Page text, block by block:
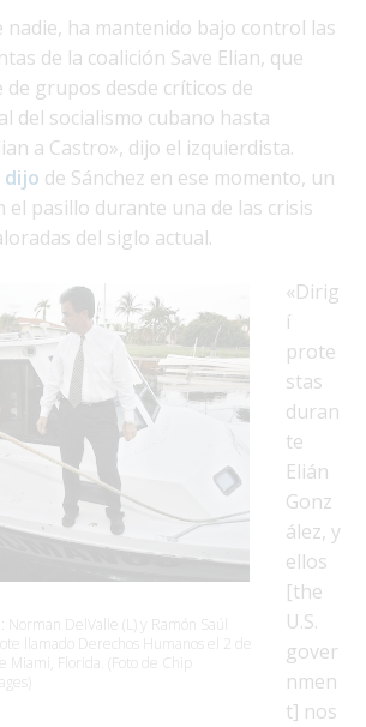
nadie, ha mantenido bajo control las
de la coalición Save Elian, que
de grupos desde críticos de
del socialismo cubano hasta
a Castro», dijo el izquierdista.
dijo de Sánchez en ese momento, un
el pasillo durante una de las crisis
del siglo actual.
Norman DelValle (L) y Ramón Saúl
llamado Derechos Humanos el 2 de
Miami, Florida. (Foto de Chip
«Dirig
í
prote
stas
duran
te
Elián
Gonz
ález, y
ellos
[the
U.S.
gover
nmen
t] nos